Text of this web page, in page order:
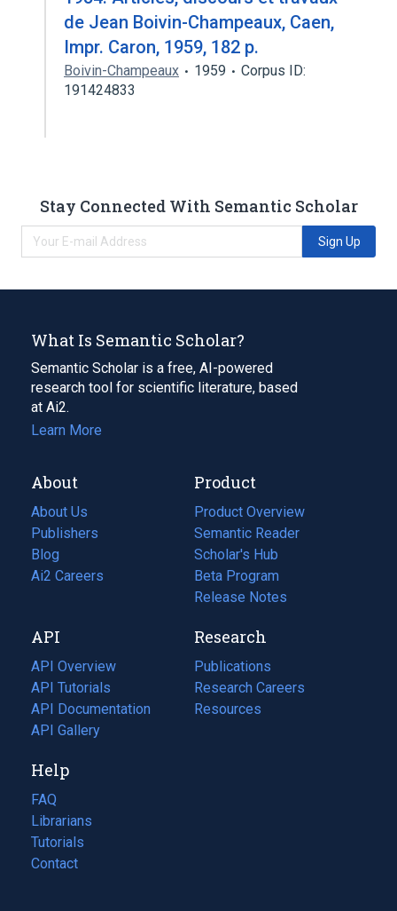
de Jean Boivin-Champeaux, Caen,
Impr. Caron, 1959, 182 p.
Boivin-Champeaux 1959
Corpus ID:
191424833
Stay Connected With Semantic Scholar
Sign Up
What Is Semantic Scholar?
Semantic Scholar is a free, AI-powered
research tool for scientific literature, based
at Ai2.
Learn More
About
About Us
Publishers
Blog
(opens
in
tab)
Ai2 Careers
(opens
new
tab)
Product
Product Overview
Semantic Reader
Scholar's Hub
Beta Program
Release Notes
API
API Overview
API Tutorials
API Documentation
(opens
in
new
tab)
API Gallery
Research
Publications
(opens
in
a
Research Careers
(opens
in
Resources
(opens
Help
FAQ
Librarians
Tutorials
Contact